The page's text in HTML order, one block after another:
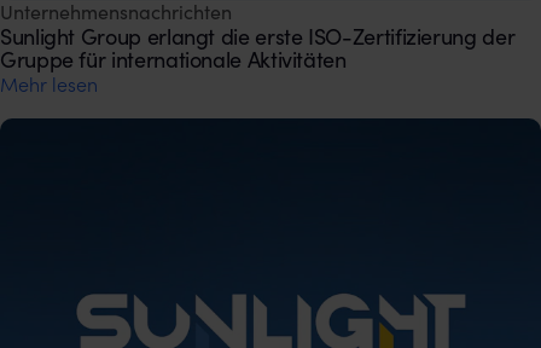
Unternehmensnachrichten
Sunlight Group erlangt die erste ISO-Zertifizierung der
Gruppe für internationale Aktivitäten
Mehr lesen